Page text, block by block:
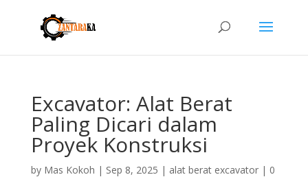
Excavator: Alat Berat
Paling Dicari dalam
Proyek Konstruksi
by Mas Kokoh | Sep 8, 2025 | alat berat excavator| 0